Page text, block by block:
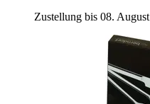
Zustellung bis 08. August